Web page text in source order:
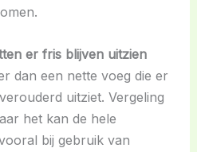
er fris blijven uitzien
dan een nette voeg die er
uitziet. Vergeling
het kan de hele
bij gebruik van